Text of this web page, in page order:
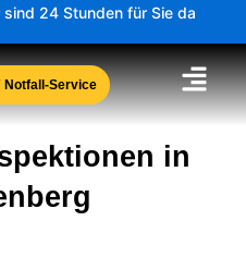
24 Stunden für Sie da
Notfall-Service
in